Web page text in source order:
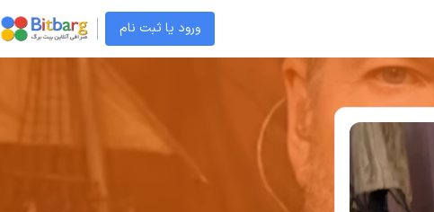
ورود یا ثبت نام